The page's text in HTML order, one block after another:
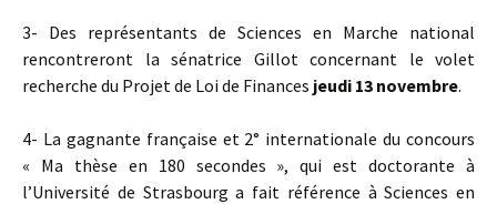
3- Des représentants de Sciences en Marche national
rencontreront la sénatrice Gillot concernant le volet
recherche du Projet de Loi de Finances jeudi 13 novembre.
4- La gagnante française et 2° internationale du concours
« Ma thèse en 180 secondes », qui est doctorante à
l’Université de Strasbourg a fait référence à Sciences en